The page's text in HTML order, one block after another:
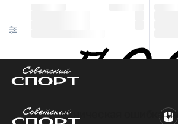
Техническая ошибка